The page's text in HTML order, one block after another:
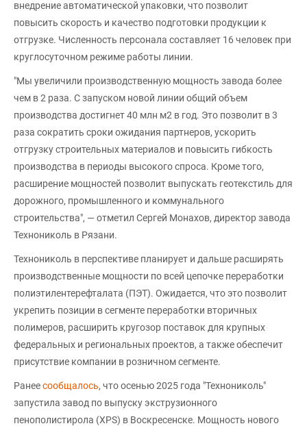
внедрение автоматической упаковки, что позволит
повысить скорость и качество подготовки продукции к
отгрузке. Численность персонала составляет 16 человек при
круглосуточном режиме работы линии.
"Мы увеличили производственную мощность завода более
чем в 2 раза. С запуском новой линии общий объем
производства достигнет 40 млн м2 в год. Это позволит в 3
раза сократить сроки ожидания партнеров, ускорить
отгрузку строительных материалов и повысить гибкость
производства в периоды высокого спроса. Кроме того,
расширение мощностей позволит выпускать геотекстиль для
дорожного, промышленного и коммунального
строительства", — отметил Сергей Монахов, директор завода
Технониколь в Рязани.
Технониколь в перспективе планирует и дальше расширять
производственные мощности по всей цепочке переработки
полиэтилентерефталата (ПЭТ). Ожидается, что это позволит
укрепить позиции в сегменте переработки вторичных
полимеров, расширить кругозор поставок для крупных
федеральных и региональных проектов, а также обеспечит
присутствие компании в розничном сегменте.
Ранеесообщалось, что осенью 2025 года "Технониколь"
запустила завод по выпуску экструзионного
пенополистирола (XPS) в Воскресенске. Мощность нового